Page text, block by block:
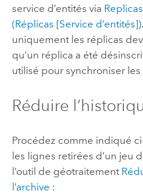
service d’entités via
(Réplicas [Service d’entités])
uniquement les réplicas
qu’un réplica a été
utilisé pour synchroniser les
Réduire
Procédez comme indiqué
les lignes retirées d’un jeu
l’outil de géotraitement
l’archive :